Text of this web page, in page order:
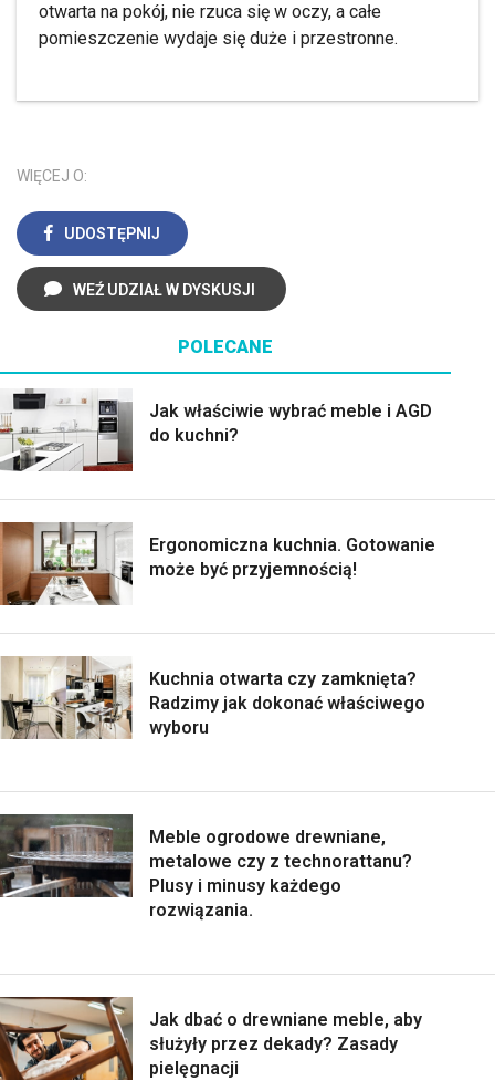
otwarta na pokój, nie rzuca się w oczy, a całe
pomieszczenie wydaje się duże i przestronne.
WIĘCEJ O:
UDOSTĘPNIJ
WEŹ UDZIAŁ W DYSKUSJI
POLECANE
Jak właściwie wybrać meble i AGD
do kuchni?
Ergonomiczna kuchnia. Gotowanie
może być przyjemnością!
Kuchnia otwarta czy zamknięta?
Radzimy jak dokonać właściwego
wyboru
Meble ogrodowe drewniane,
metalowe czy z technorattanu?
Plusy i minusy każdego
rozwiązania.
Jak dbać o drewniane meble, aby
służyły przez dekady? Zasady
pielęgnacji